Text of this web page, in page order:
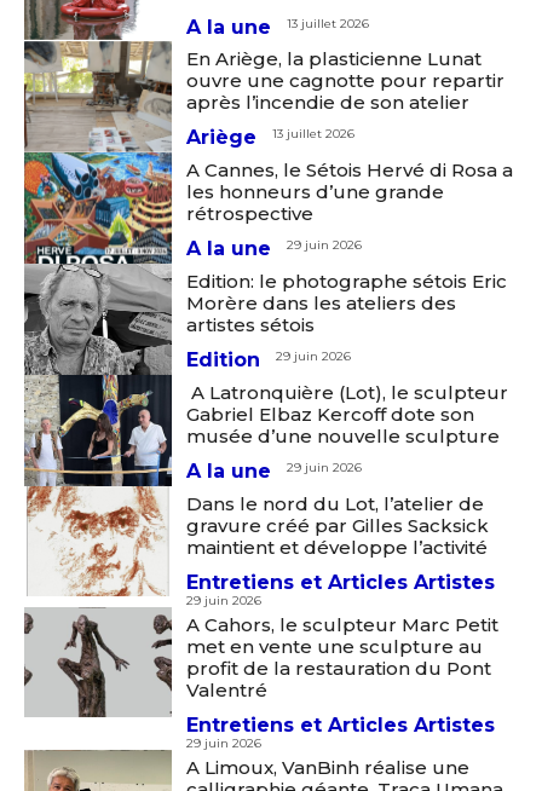
A la une
13 juillet 2026
En Ariège, la plasticienne Lunat
ouvre une cagnotte pour repartir
après l’incendie de son atelier
Ariège
13 juillet 2026
A Cannes, le Sétois Hervé di Rosa a
les honneurs d’une grande
rétrospective
A la une
29 juin 2026
Edition: le photographe sétois Eric
Morère dans les ateliers des
artistes sétois
Edition
29 juin 2026
A Latronquière (Lot), le sculpteur
Gabriel Elbaz Kercoff dote son
musée d’une nouvelle sculpture
A la une
29 juin 2026
Dans le nord du Lot, l’atelier de
gravure créé par Gilles Sacksick
maintient et développe l’activité
Entretiens et Articles Artistes
29 juin 2026
A Cahors, le sculpteur Marc Petit
met en vente une sculpture au
profit de la restauration du Pont
Valentré
Entretiens et Articles Artistes
29 juin 2026
A Limoux, VanBinh réalise une